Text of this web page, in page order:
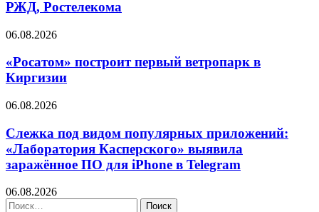
РЖД, Ростелекома
06.08.2026
«Росатом» построит первый ветропарк в
Киргизии
06.08.2026
Слежка под видом популярных приложений:
«Лаборатория Касперского» выявила
заражённое ПО для iPhone в Telegram
06.08.2026
Найти: